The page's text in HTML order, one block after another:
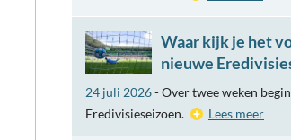
Waar kijk je het
nieuwe
24 juli 2026- Over twee weken
Eredivisieseizoen.
Lees meer